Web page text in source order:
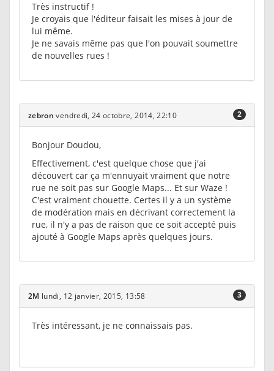
Très instructif !
Je croyais que l'éditeur faisait les mises à jour de
lui même.
Je ne savais même pas que l'on pouvait soumettre
de nouvelles rues !
zebron vendredi, 24 octobre, 2014, 22:10 2
Bonjour Doudou,
Effectivement, c'est quelque chose que j'ai
découvert car ça m'ennuyait vraiment que notre
rue ne soit pas sur Google Maps... Et sur Waze !
C'est vraiment chouette. Certes il y a un système
de modération mais en décrivant correctement la
rue, il n'y a pas de raison que ce soit accepté puis
ajouté à Google Maps après quelques jours.
2M lundi, 12 janvier, 2015, 13:58 3
Très intéressant, je ne connaissais pas.